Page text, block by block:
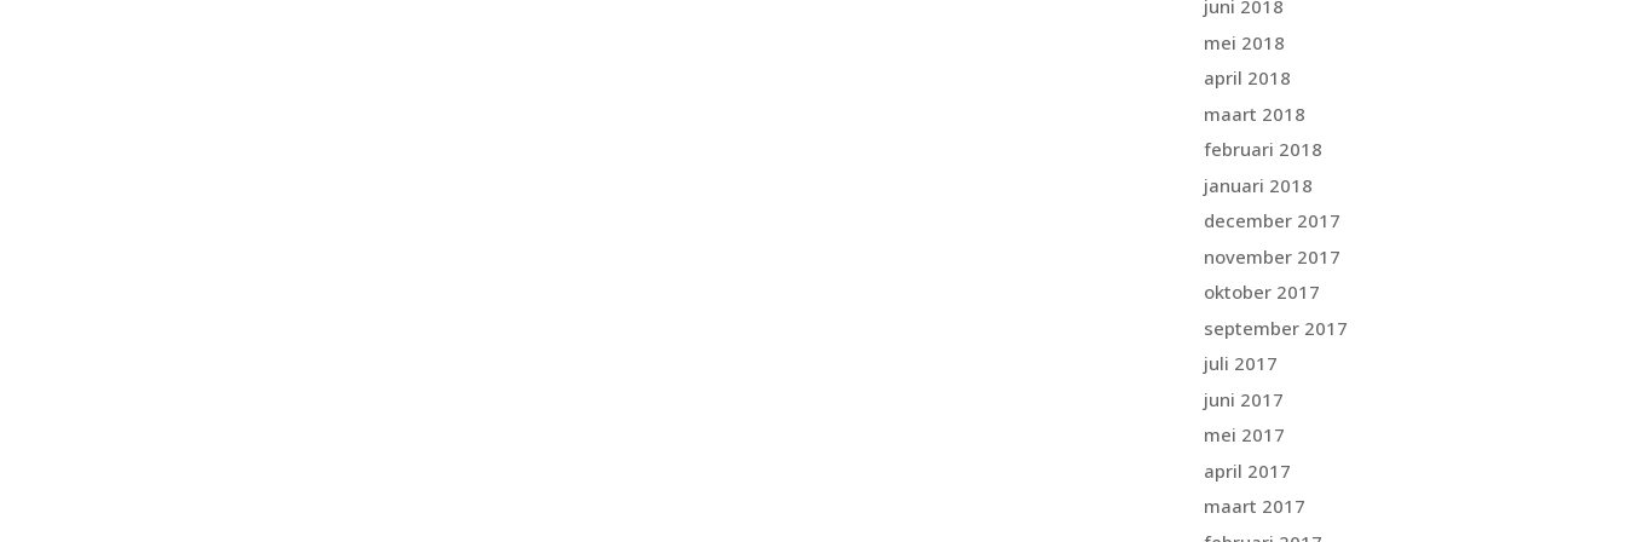
juni 2018
mei 2018
april 2018
maart 2018
februari 2018
januari 2018
december 2017
november 2017
oktober 2017
september 2017
juli 2017
juni 2017
mei 2017
april 2017
maart 2017